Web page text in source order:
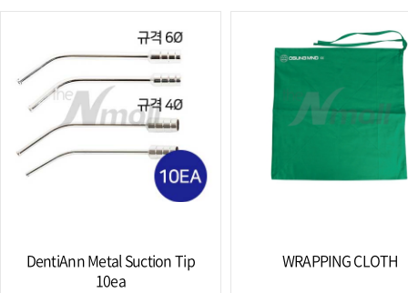
DentiAnn Metal Suction Tip
10ea
WRAPPING CLOTH